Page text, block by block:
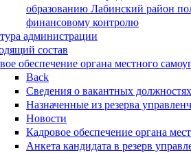
образованию Лабинский район
финансовому контролю
администрации
состав
обеспечение органа местного
Back
Сведения о вакантных
Назначенные из резерва
Новости
Кадровое обеспечение органа
Анкета кандидата в резерв